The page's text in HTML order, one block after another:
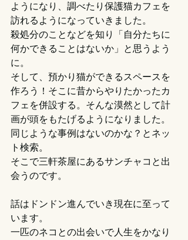
ようになり、調べたり保護猫カフェを
訪れるようになっていきました。
殺処分のことなどを知り「自分たちに
何かできることはないか」と思うよう
に。
そして、預かり猫ができるスペースを
作ろう！そこに昔からやりたかったカ
フェを併設する。そんな漠然として計
画が頭をもたげるようになりました。
同じような事例はないのかな？とネッ
ト検索。
そこで三軒茶屋にあるサンチャコと出
会うのです。
話はドンドン進んでいき現在に至って
います。
一匹のネコとの出会いで人生をかなり